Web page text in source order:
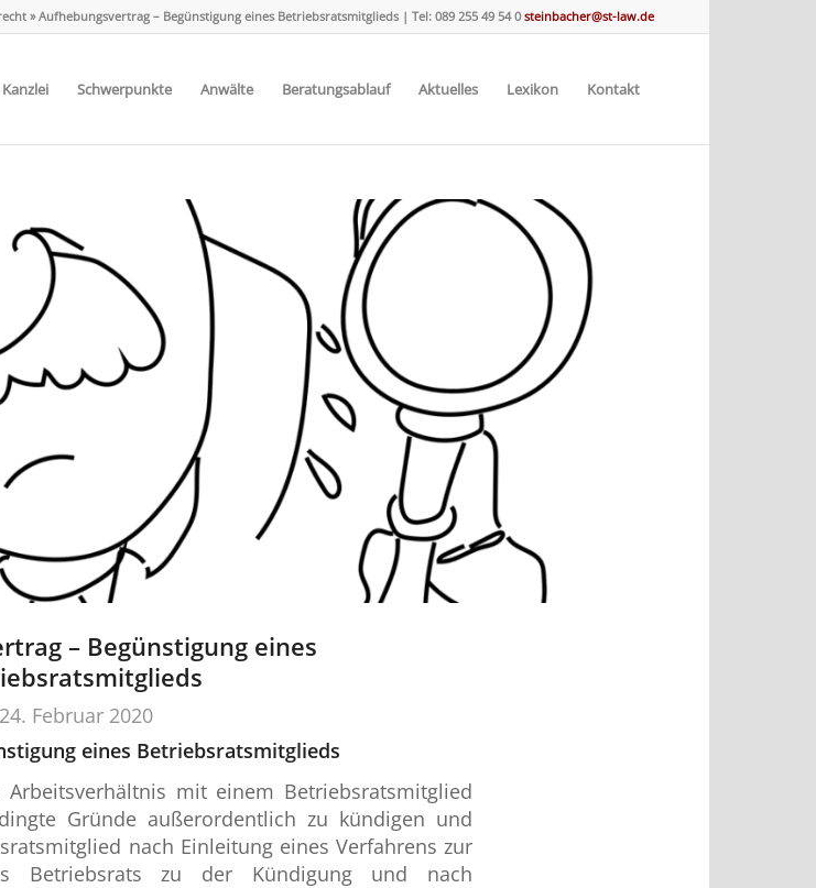
»Aufhebungsvertrag – Begünstigung eines Betriebsratsmitglieds | Tel: 089 255 49 54 0 steinbacher@st-law.de
Kanzlei Schwerpunkte Anwälte Beratungsablauf Aktuelles Lexikon Kontakt
– Begünstigung eines
24. Februar 2020
eines Betriebsratsmitglieds
mit einem Betriebsratsmitglied
Gründe außerordentlich zu kündigen und
nach Einleitung eines Verfahrens zur
Betriebsrats zu der Kündigung und nach